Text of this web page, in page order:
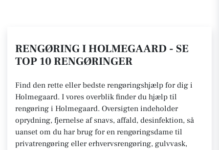
RENGØRING I HOLMEGAARD - SE
TOP 10 RENGØRINGER
Find den rette eller bedste rengøringshjælp for dig i
Holmegaard. I vores overblik finder du hjælp til
rengøring i Holmegaard. Oversigten indeholder
oprydning, fjernelse af snavs, affald, desinfektion, så
uanset om du har brug for en rengøringsdame til
privatrengøring eller erhvervsrengøring, gulvvask,